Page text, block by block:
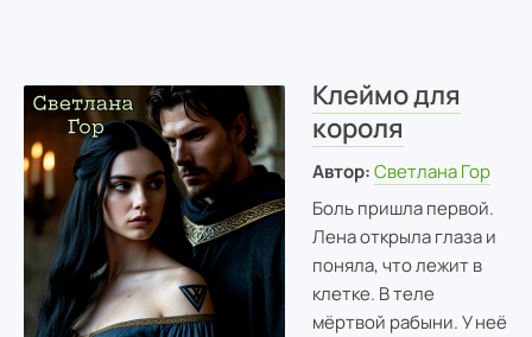
Клеймо для
короля
Автор: Светлана Гор
Боль пришла первой.
Лена открыла глаза и
поняла, что лежит в
клетке. В теле
мёртвой рабыни. У неё